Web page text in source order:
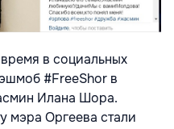
в социальных
#FreeShor в
Илана Шора.
мэра Оргеева стали